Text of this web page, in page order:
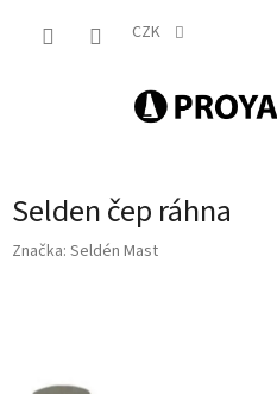
CZK
Selden čep ráhna
Značka: Seldén Mast